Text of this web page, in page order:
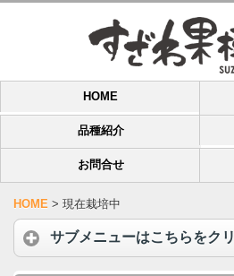
HOME
品種紹介
お問合せ
HOME > 現在栽培中
サブメニューはこちらをク